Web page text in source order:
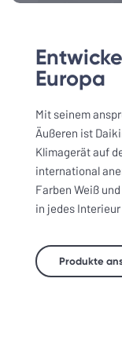
Europa
Mit seinem
Äußeren ist
Klimagerät auf
international
Farben Weiß
in jedes
Produkte